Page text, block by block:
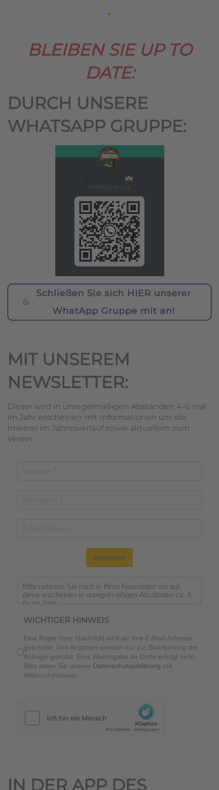
BLEIBEN SIE UP TO
DATE:
DURCH UNSERE
WHATSAPP GRUPPE:
Schließen Sie sich HIER unserer
WhatApp Gruppe mit an!
MIT UNSEREM
NEWSLETTER:
Dieser wird in unregelmäßigen Abständen 4-6 mal
im Jahr erscheinen mit Informationen um die
Imkerei im Jahresverlauf sowie aktuellem zum
Verein
Absenden
Wichtiger Hinweis*
WICHTIGER HINWEIS
Eine Kopie Ihrer Nachricht wird an Ihre E-Mail-Adresse
geschickt. Ihre Angaben werden nur zur Bearbeitung der
Anfrage genutzt. Eine Weitergabe an Dritte erfolgt nicht.
Bitte lesen Sie unsere Datenschutzerklärung mit
Widerrufshinweis.
IN DER APP DES